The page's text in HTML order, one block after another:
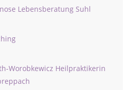
Lebensberatung Suhl
Worobkewicz Heilpraktikerin